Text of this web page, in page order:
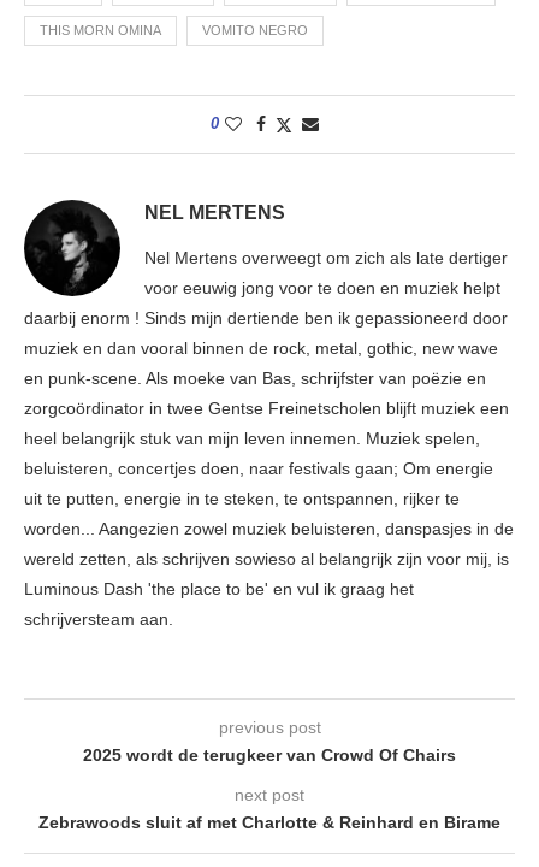
THIS MORN OMINA VOMITO NEGRO
0
NEL MERTENS
Nel Mertens overweegt om zich als late dertiger
voor eeuwig jong voor te doen en muziek helpt
daarbij enorm ! Sinds mijn dertiende ben ik gepassioneerd door
muziek en dan vooral binnen de rock, metal, gothic, new wave
en punk-scene. Als moeke van Bas, schrijfster van poëzie en
zorgcoördinator in twee Gentse Freinetscholen blijft muziek een
heel belangrijk stuk van mijn leven innemen. Muziek spelen,
beluisteren, concertjes doen, naar festivals gaan; Om energie
uit te putten, energie in te steken, te ontspannen, rijker te
worden... Aangezien zowel muziek beluisteren, danspasjes in de
wereld zetten, als schrijven sowieso al belangrijk zijn voor mij, is
Luminous Dash 'the place to be' en vul ik graag het
schrijversteam aan.
previous post
2025 wordt de terugkeer van Crowd Of Chairs
next post
Zebrawoods sluit af met Charlotte & Reinhard en Birame